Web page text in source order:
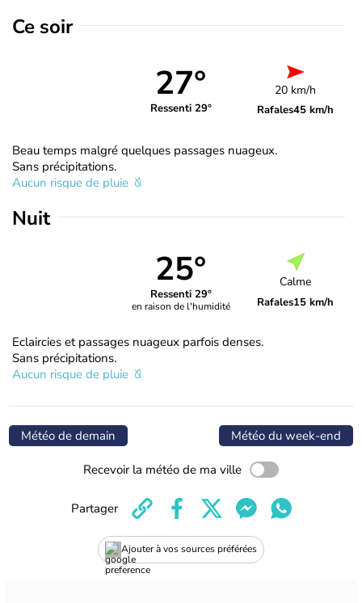
Ce soir
27°
Ressenti 29°
20 km/h
Rafales45 km/h
Beau temps malgré quelques passages nuageux.
Sans précipitations.
Aucun risque de pluie
Nuit
25°
Ressenti 29°
en raison de l'humidité
Calme
Rafales15 km/h
Eclaircies et passages nuageux parfois denses.
Sans précipitations.
Aucun risque de pluie
Météo de demain Météo du week-end
Recevoir la météo de ma ville
Ajouter à vos sources préférées
Partager